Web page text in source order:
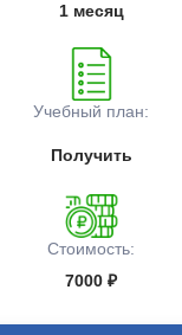
1 месяц
Учебный план:
Получить
Стоимость:
7000 ₽